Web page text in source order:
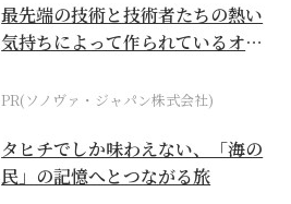
最先端の技術と技術者たちの熱い
気持ちによって作られているオー
PR(ソノヴァ・ジャパン株式会社)
タヒチでしか味わえない、「海の
民」の記憶へとつながる旅